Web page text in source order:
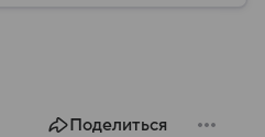
министерство, как
Поделиться